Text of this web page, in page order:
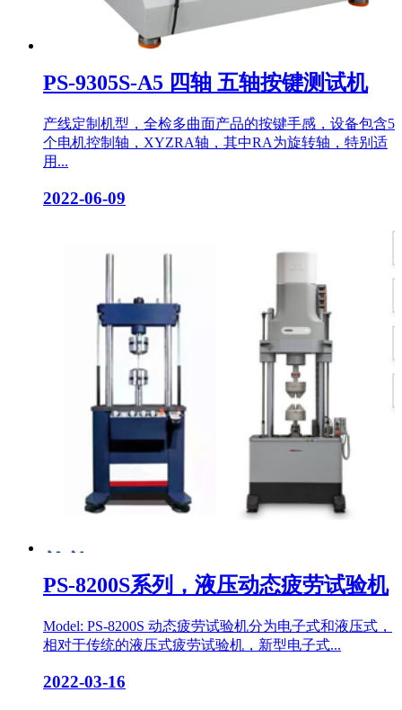
PS-9305S-A5 四轴 五轴按键测试机
产线定制机型，全检多曲面产品的按键手感，设备包含5
个电机控制轴，XYZRA轴，其中RA为旋转轴，特别适
用...
2022-06-09
PS-8200S系列，液压动态疲劳试验机
Model: PS-8200S 动态疲劳试验机分为电子式和液压式，
相对于传统的液压式疲劳试验机，新型电子式...
2022-03-16